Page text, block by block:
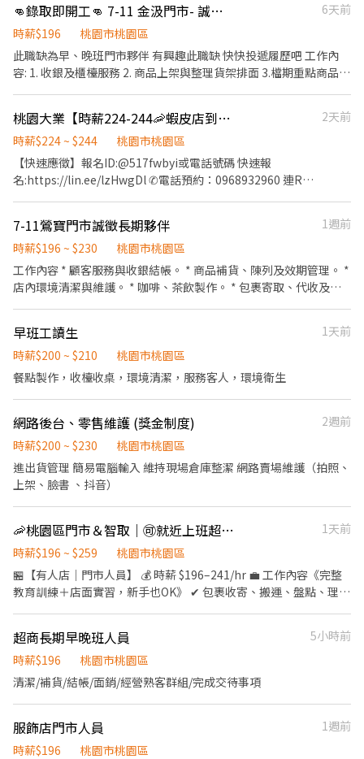
296號1樓 新屋中山店：桃園市新屋區中山路339號1樓 新屋中華-智
取店：桃園市新屋區中華路225號1樓 楊梅三民店：桃園市楊梅區三
民路47號1樓 楊梅四維店：桃園市楊梅區四維路48號1樓 楊梅成功-
智取店：桃園市楊梅區成功路19號1樓 楊梅青山店：桃園市楊梅區
園市楊梅區萬大路75號1樓 龜山山鶯-智取店：桃園市龜山區山鶯路
135號1樓 龜山文化二店：桃園市龜山區文化七路61號1樓 龜山文化
龜山區文學路228號1樓 龜山光峯店：桃園市龜山區光峯路192號1
樓 龜山長慶-智取店：桃園市龜山區長慶三街40號 龜山萬壽三-智取
店：桃園市龜山區萬壽路一段231號1樓 蘆竹大有-寄件店：桃園市
蘆竹區大有街25號1樓 蘆竹大竹店：桃園市蘆竹區大竹路361號1樓
蘆竹區南順四街8號1樓 蘆竹福祿-智取店：桃園市蘆竹區福祿一街
52號地下一樓 觀音大觀店：桃園市觀音區大觀路二段257之1號1樓
觀音新生-智取店：桃園市觀音區新生路1545號1樓 新竹北新-智取
店：新竹市北區北新街135號1樓 新竹光復二店：新竹市東區光復路
二段142號1樓 新竹光復三-智取店：新竹市東區光復路一段45號1樓
新竹竹蓮-智取店：新竹市東區南大路382號1樓 新竹東光-智取店：
新竹市東區東光路147號1樓 新竹東南店：新竹市東區東南街80號1
樓 新竹金山店：新竹市東區金山北一街116號1樓 新竹關新店：新竹
店：新竹縣竹北市光明五街319號1樓 竹北勝利二-智取店：新竹縣
竹北市勝利十五街262號1樓 竹北嘉豐店：新竹縣竹北市嘉豐五路二
段132號1樓 竹東民族店：新竹縣竹東鎮民族路58號1、2樓 竹東杞
林店：新竹縣竹東鎮杞林路8號1樓 竹東站前-智取店：新竹縣竹東
鎮北興路一段611號1樓 芎林文山-智取店：新竹縣芎林鄉文山路437
號1樓 湖口湖心店：新竹縣湖口鄉中山路一段569號1樓 新埔福德-智
取店：新竹縣新埔鎮福德街17號1樓 新豐松柏-智取店：新竹縣新豐
鄉松柏街128號1樓 關西正義-智取店：新竹縣關西鎮正義路186號1
樓 📌 薪資福利 ☀️ 早班時薪：$204 ~ $244 🌙 晚班時薪：$224 ~
$264 💼 勞健保完整保障 🛵 交通補助（機車/汽車皆有） 📚 線上訓
練，零經驗也能快速上手 🧘 固定班別，免輪班更安心 🍱 雙週排班
制，工作生活雙平衡 🔽🔽如何應徵?🔽🔽🔽 👉快速連結：
【https://lin.ee/L61OXnF】 或者 賴ID：@nhy5896h 👉截圖職缺
文 👉私訊留下 【姓名、電話、應徵蝦皮門市人員、找霍專員應徵】
週至少工作4天 ✶ - 智取店 🔸上班時間： 早班▸07:00-12:00 / 07:30-
12:30 / 08:00-13:00 / 08:30-13:30 ✶ 四擇一 ✶ 晚班▸18:30-23:30 🔸
約跑三 ~ 五間。 - 🔸排班制度：每週排休2 - 4天，由主管安排班
表，需配合 - 🔸蘆竹寄件店大缺 🔸【蘆竹南興 - 寄件店】【蘆竹南
六 - 寄件店】【蘆竹大有 - 寄件店】 🔸上班時間： 早班▸12:00-
16:00 / 時薪：$ 234 午班▸16:30-20:30 / 時薪：$ 254 晚班▸18:30-
▸16:00-00:30 薪：$ 3W - ▶ —————【應徵方式】————— ◀ ⭐
點選立即應徵或線上詢問此職缺 ⭐ 也可以加賴官方詢問 ⭐ 官方帳號 :
https://lin.ee/jVYoe5J ( 或輸入 @650cjudv ) ★ 加入後請幫我留姓
名 / 電話 / 截圖職缺文 ★
啡機人潮（同時結帳與做咖啡，有時候還有微波跟代收），早班固
定不輪班（最忙碌的班），只要求結帳速度（其他不要求）：收銀
需維持正負零，常常虧錢請馬上補齊且本店有權利停止排班，你是
來上班賺錢的不是來虧錢的⋯⋯^ ^ 1.頭髮無染超淺色 2.無美甲 3.無
改 工作內容：收銀與咖啡機、一週兩次偶爾會遇到遲到的冷凍物流
（需即時上貨以免融化） 固定店：萊爾富國圳店 發薪方式：月結
佔營業額與交接的零用金否則一律通報警察（店內有監視器、收銀
也皆有記錄） 試用期：實習3天時薪196元，確定收銀正常才繼續排
班進入一個月的試用期（時薪200），早班不用補滿有空閒時去拉拉
排面（約10點會不忙一點）（需加本店工作 社群，不能互加好友的
饋店裡照片） ⚠️一律無法預支薪水、預計惡意離職曠職或惡意學不
會者也不會立即結清依規定於下個月5號轉帳、無法接受這點者，請
不需要浪費您珍貴的時間謝謝 一開始時薪196元先實習3天 通過實習
後繼續上班：時薪200元 只接受匯款發薪、沒有個人帳戶者請先去
開戶謝謝 （中國信託或聯邦銀行優先） 主要工作：收銀、下班虧損
需於交接時補上不月結 次要工作： 協助客人操作APP跟自助列印影
印傳真或是補單（LifeET補停車費或罰單、雲端中獎發票列印）
👊錄取即開工👊 7-11 金汲門市- 誠徵 早.晚班門市人員
6天前
時薪$196
桃園市桃園區
此職缺為早、晚班門市夥伴 有興趣此職缺 快快投遞履歷吧 工作內
容: 1. 收銀及櫃檯服務 2. 商品上架與整理貨架排面 3.檔期重點商品銷
保、6%勞退金提撥、員工團體保險。 4.節慶禮金、旅遊津貼等等。
無經驗可，只要您願意積極主動學習、有一顆誠摯熱情的心，歡迎
加入我們的行列。 需求時段： 早、晚班
桃園大業【時薪224-244🦐蝦皮店到店_智取店門市人員】兼職首選🚀
2天前
時薪$224 ~ $244
桃園市桃園區
【快速應徵】報名ID:@517fwbyi或電話號碼 快速報
名:https://lin.ee/lzHwgDl ✆電話預約：0968932960 連R
上架等 2 維持門市作業區環境、清潔維護作業 3 智取店為無人商
店，有跑點需求(少數區域除外) 早班全班兼職人員每日工作門店會
分在3-5間門市排班 晚班兼職人員每日工作門店會分在1-3間門市排
班 (多數區域為2間以內) 4 須配合蝦皮店到店工作內容調整 5 偶爾須
上班時間】: ⭕早班時段 - 07:00-12:00、07:30-12:30、08:00-
13:00、08:30-13:30 ⭕晚班時段 - 17:30-21:30、18:00-22:00、
18:30-22:30、17:30-22:30、17:30-23:30 ⭕夜班時段：23:30–
03:30（跨日夜班），實際上班時間依門市安排為主。 • 跑點範
圍：工作型態為每日跑點約3–10家門市，跑點距離約16km內。 (排
班2-5小時) ▶️若包裹多,會加班05到1小時 ▶️實際排班時數依主管安
排 【工-作-地-點】 桃園大業 - 智取店-桃園市桃園區大業路一段400
號1樓
7-11鶯寶門市誠徵長期夥伴
1週前
時薪$196 ~ $230
桃園市桃園區
工作內容 * 顧客服務與收銀結帳。 * 商品補貨、陳列及效期管理。 *
店內環境清潔與維護。 * 咖啡、茶飲製作。 * 包裹寄取、代收及各
15:00 * 中班：13:00－20:00 * 晚班：15:00－23:00 （依門市需求排
班，需輪班，可彈性排班） 福利制度 * 勞工保險、全民健康保險、
勞工退休金提撥。 * 團體保險。 * 三節禮金／禮品。 * 生日禮金。 *
服務。 * 做事細心、誠實負責。 * 樂於學習、團隊合作。 * 能適應
快節奏工作環境。 * 配合排班並具有穩定出勤習慣。 * 有經驗者最
早班工讀生
1天前
時薪$200 ~ $210
桃園市桃園區
餐點製作，收檯收桌，環境清潔，服務客人，環境衛生
網路後台、零售維護 (獎金制度)
2週前
時薪$200 ~ $230
桃園市桃園區
進出貨管理 簡易電腦輸入 維持現場倉庫整潔 網路賣場維護（拍照、
上架、臉書 、抖音）
🦐桃園區門市＆智取｜🉑就近上班超方便｜🉑免到場面試
1天前
時薪$196 ~ $259
桃園市桃園區
🏪【有人店｜門市人員】 💰 時薪 $196–241/hr 💼 工作內容《完整
教育訓練＋店面實習，新手也OK》 ✔ 包裹收寄、搬運、盤點、理貨
定晚班｜❶ 16:15–22:45 ❷ 18:45–22:45 （每週至少 2 天需 16:15
上班） 🗓 排班方式 ✔ 含假日｜週排 3–5 天 ––––––––––––––––––
⭐【智取店】 💰 時薪 $196–259/hr + 晚班獎金 $20 💼 工作內容（不
需服務客人） ✔ 包裹搬運、理貨（物流箱約 10–15kg） ✔ 作業區
⏰ 工作時間 固定早班｜07:00–13:30（每日排 2–5H） 固定晚班｜
17:30–23:30（每日排 2–5H） 固定夜班｜23:30–03:30 🗓 排班方式
超商長期早晚班人員
5小時前
時薪$196
桃園市桃園區
清潔/補貨/結帳/面銷/經營熟客群組/完成交待事項
服飾店門市人員
1週前
時薪$196
桃園市桃園區